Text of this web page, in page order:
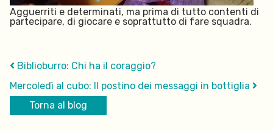
Agguerriti e determinati, ma prima di tutto contenti di
partecipare, di giocare e soprattutto di fare squadra.
Biblioburro: Chi ha il coraggio?
Torna al blog
Mercoledì al cubo: Il postino dei messaggi in bottiglia